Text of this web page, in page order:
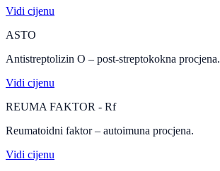
Vidi cijenu
ASTO
Antistreptolizin O – post-streptokokna procjena.
Vidi cijenu
REUMA FAKTOR - Rf
Reumatoidni faktor – autoimuna procjena.
Vidi cijenu